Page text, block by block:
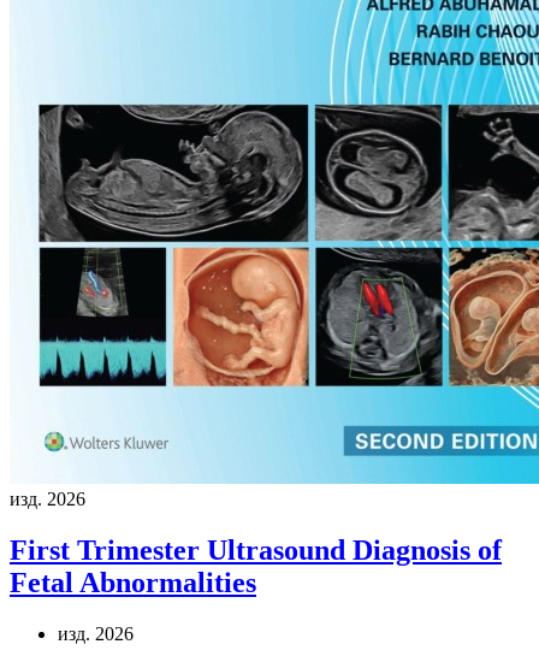
изд. 2026
First Trimester Ultrasound Diagnosis of
Fetal Abnormalities
изд. 2026